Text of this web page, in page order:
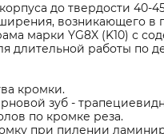
до твердости 40-
возникающего в
марки YG8X (K10) с
длительной работы по
кромки.
зуб -
по кромке реза.
при пилении